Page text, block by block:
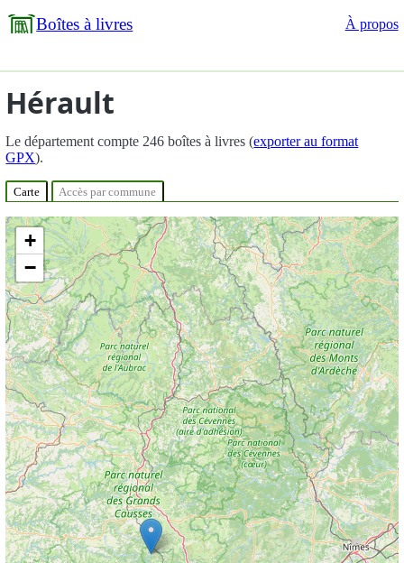
Boîtes à livres À propos
Hérault
Le département compte 246 boîtes à livres (exporter au format
GPX).
Carte Accès par commune
+
−